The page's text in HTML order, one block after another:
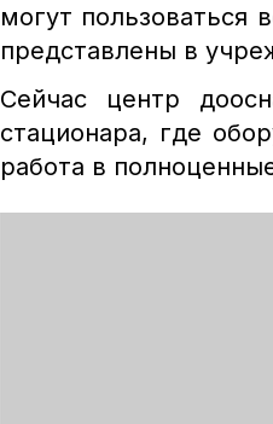
могут
представлены в
Сейчас центр
стационара, где
работа в